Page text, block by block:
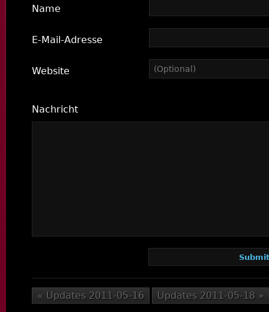
Name
E-Mail-Adresse
Website
Nachricht
« Updates 2011-05-16 Updates 2011-05-18 »